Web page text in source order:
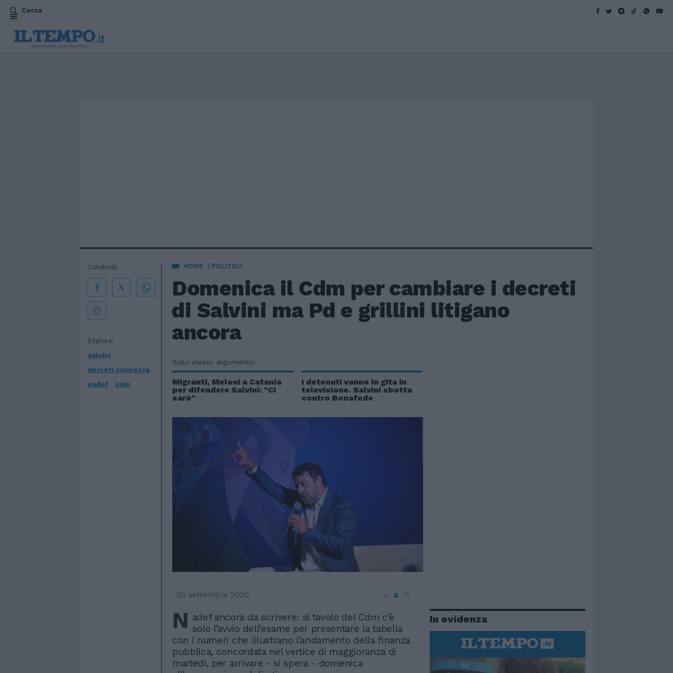
Cerca
HOME POLITICA
Domenica il Cdm per cambiare i decreti
di Salvini ma Pd e grillini litigano
ancora
Esplora:
salvini
decreti sicurezza
nadef
cdm
Condividi:
Sullo stesso argomento:
Migranti, Meloni a Catania
per difendere Salvini: "Ci
sarò"
I detenuti vanno in gita in
televisione. Salvini sbotta
contro Bonafede
30 settembre 2020 a
N adef ancora da scrivere: al tavolo del Cdm c’è
solo l’avvio dell’esame per presentare la tabella
con i numeri che illustrano l’andamento della finanza
pubblica, concordata nel vertice di maggioranza di
martedì, per arrivare - si spera - domenica
In evidenza